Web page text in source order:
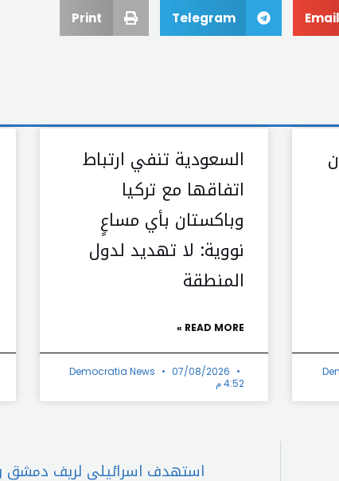
Email
Telegram
Print
السعودية تنفي ارتباط
اتفاقها مع تركيا
وباكستان بأي مساعٍ
نووية: لا تهديد لدول
المنطقة
READ MORE »
Democratia News
07/08/2026
4:52 م
استهدف اسرائيلي لريف دمشق